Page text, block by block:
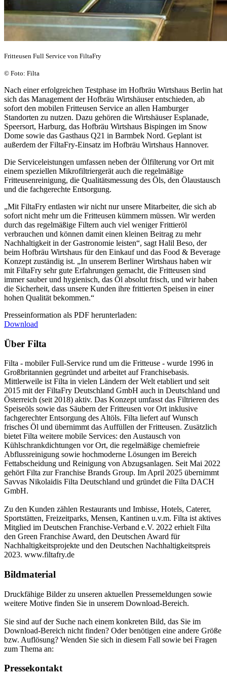
Fritteusen Full Service von FiltaFry
© Foto: Filta
Nach einer erfolgreichen Testphase im Hofbräu Wirtshaus Berlin hat
sich das Management der Hofbräu Wirtshäuser entschieden, ab
sofort den mobilen Fritteusen Service an allen Hamburger
Standorten zu nutzen. Dazu gehören die Wirtshäuser Esplanade,
Speersort, Harburg, das Hofbräu Wirtshaus Bispingen im Snow
Dome sowie das Gasthaus Q21 in Barmbek Nord. Geplant ist
außerdem der FiltaFry-Einsatz im Hofbräu Wirtshaus Hannover.
Die Serviceleistungen umfassen neben der Ölfilterung vor Ort mit
einem speziellen Mikrofiltriergerät auch die regelmäßige
Fritteusenreinigung, die Qualitätsmessung des Öls, den Ölaustausch
und die fachgerechte Entsorgung.
„Mit FiltaFry entlasten wir nicht nur unsere Mitarbeiter, die sich ab
sofort nicht mehr um die Fritteusen kümmern müssen. Wir werden
durch das regelmäßige Filtern auch viel weniger Frittieröl
verbrauchen und können damit einen kleinen Beitrag zu mehr
Nachhaltigkeit in der Gastronomie leisten“, sagt Halil Beso, der
beim Hofbräu Wirtshaus für den Einkauf und das Food & Beverage
Konzept zuständig ist. „In unserem Berliner Wirtshaus haben wir
mit FiltaFry sehr gute Erfahrungen gemacht, die Fritteusen sind
immer sauber und hygienisch, das Öl absolut frisch, und wir haben
die Sicherheit, dass unsere Kunden ihre frittierten Speisen in einer
hohen Qualität bekommen.“
Presseinformation als PDF herunterladen:
Download
Über Filta
Filta - mobiler Full-Service rund um die Fritteuse - wurde 1996 in
Großbritannien gegründet und arbeitet auf Franchisebasis.
Mittlerweile ist Filta in vielen Ländern der Welt etabliert und seit
2015 mit der FiltaFry Deutschland GmbH auch in Deutschland und
Österreich (seit 2018) aktiv. Das Konzept umfasst das Filtrieren des
Speiseöls sowie das Säubern der Fritteusen vor Ort inklusive
fachgerechter Entsorgung des Altöls. Filta liefert auf Wunsch
frisches Öl und übernimmt das Auffüllen der Fritteusen. Zusätzlich
bietet Filta weitere mobile Services: den Austausch von
Kühlschrankdichtungen vor Ort, die regelmäßige chemiefreie
Abflussreinigung sowie hochmoderne Lösungen im Bereich
Fettabscheidung und Reinigung von Abzugsanlagen. Seit Mai 2022
gehört Filta zur Franchise Brands Group. Im April 2025 übernimmt
Savvas Nikolaidis Filta Deutschland und gründet die Filta DACH
GmbH.
Zu den Kunden zählen Restaurants und Imbisse, Hotels, Caterer,
Sportstätten, Freizeitparks, Mensen, Kantinen u.v.m. Filta ist aktives
Mitglied im Deutschen Franchise-Verband e.V. 2022 erhielt Filta
den Green Franchise Award, den Deutschen Award für
Nachhaltigkeitsprojekte und den Deutschen Nachhaltigkeitspreis
2023. www.filtafry.de
Bildmaterial
Druckfähige Bilder zu unseren aktuellen Pressemeldungen sowie
weitere Motive finden Sie in unserem Download-Bereich.
Sie sind auf der Suche nach einem konkreten Bild, das Sie im
Download-Bereich nicht finden? Oder benötigen eine andere Größe
bzw. Auflösung? Wenden Sie sich in diesem Fall sowie bei Fragen
zum Thema an:
Pressekontakt